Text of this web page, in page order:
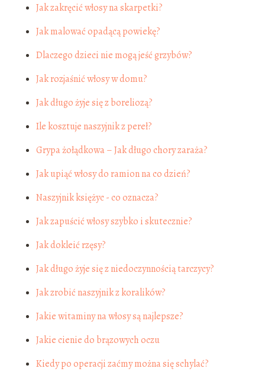
Jak zakręcić włosy na skarpetki?
Jak malować opadącą powiekę?
Dlaczego dzieci nie mogą jeść grzybów?
Jak rozjaśnić włosy w domu?
Jak długo żyje się z boreliozą?
Ile kosztuje naszyjnik z pereł?
Grypa żołądkowa – Jak długo chory zaraża?
Jak upiąć włosy do ramion na co dzień?
Naszyjnik księżyc - co oznacza?
Jak zapuścić włosy szybko i skutecznie?
Jak dokleić rzęsy?
Jak długo żyje się z niedoczynnością tarczycy?
Jak zrobić naszyjnik z koralików?
Jakie witaminy na włosy są najlepsze?
Jakie cienie do brązowych oczu
Kiedy po operacji zaćmy można się schylać?